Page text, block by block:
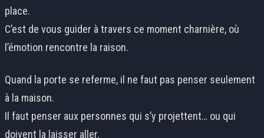
place.
C’est de vous guider à travers ce moment charnière, où
l’émotion rencontre la raison.
Quand la porte se referme, il ne faut pas penser seulement
à la maison.
Il faut penser aux personnes qui s’y projettent… ou qui
doivent la laisser aller.